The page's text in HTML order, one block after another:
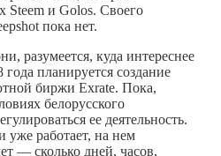
Steem и Golos. Своего
пока нет.
разумеется, куда интереснее
планируется создание
биржи Exrate. Пока,
белорусского
ее деятельность.
уже работает, на нем
— сколько дней, часов,